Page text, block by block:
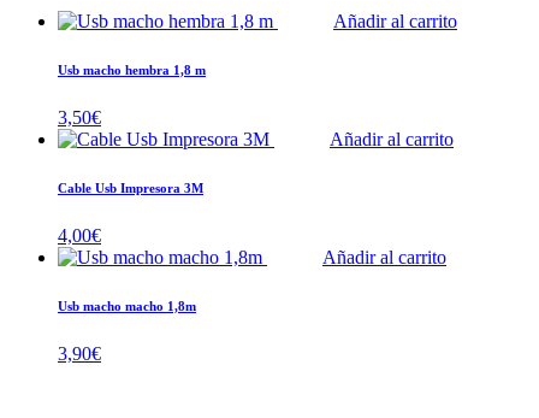
Añadir al carrito
Usb macho hembra 1,8 m
3,50€
Añadir al carrito
Cable Usb Impresora 3M
4,00€
Añadir al carrito
Usb macho macho 1,8m
3,90€